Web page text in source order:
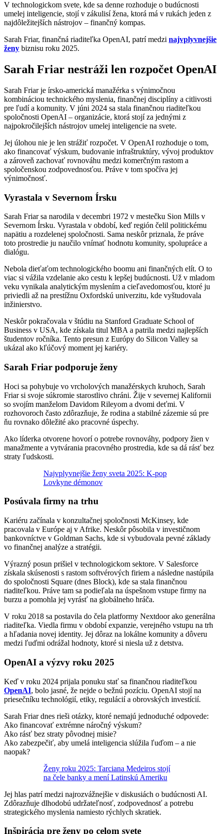
V technologickom svete, kde sa denne rozhoduje o budúcnosti
umelej inteligencie, stojí v zákulisí žena, ktorá má v rukách jeden z
najdôležitejších nástrojov – finančný kompas.
Sarah Friar, finančná riaditeľka OpenAI, patrí medzi najvplyvnejšie
ženy biznisu roku 2025.
Sarah Friar nestráži len rozpočet OpenAI
Sarah Friar je írsko-americká manažérka s výnimočnou
kombináciou technického myslenia, finančnej disciplíny a citlivosti
pre ľudí a komunity. V júni 2024 sa stala finančnou riaditeľkou
spoločnosti OpenAI – organizácie, ktorá stojí za jednými z
najpokročilejších nástrojov umelej inteligencie na svete.
Jej úlohou nie je len strážiť rozpočet. V OpenAI rozhoduje o tom,
ako financovať výskum, budovanie infraštruktúry, vývoj produktov
a zároveň zachovať rovnováhu medzi komerčným rastom a
spoločenskou zodpovednosťou. Práve v tom spočíva jej
výnimočnosť.
Vyrastala v Severnom Írsku
Sarah Friar sa narodila v decembri 1972 v mestečku Sion Mills v
Severnom Írsku. Vyrastala v období, keď región čelil politickému
napätiu a rozdelenej spoločnosti. Sama neskôr priznala, že práve
toto prostredie ju naučilo vnímať hodnotu komunity, spolupráce a
dialógu.
Nebola dieťaťom technologického boomu ani finančných elít. O to
viac si vážila vzdelanie ako cestu k lepšej budúcnosti. Už v mladom
veku vynikala analytickým myslením a cieľavedomosťou, ktoré ju
priviedli až na prestížnu Oxfordskú univerzitu, kde vyštudovala
inžinierstvo.
Neskôr pokračovala v štúdiu na Stanford Graduate School of
Business v USA, kde získala titul MBA a patrila medzi najlepších
študentov ročníka. Tento presun z Európy do Silicon Valley sa
ukázal ako kľúčový moment jej kariéry.
Sarah Friar podporuje ženy
Hoci sa pohybuje vo vrcholových manažérskych kruhoch, Sarah
Friar si svoje súkromie starostlivo chráni. Žije v severnej Kalifornii
so svojím manželom Davidom Rileyom a dvomi deťmi. V
rozhovoroch často zdôrazňuje, že rodina a stabilné zázemie sú pre
ňu rovnako dôležité ako pracovné úspechy.
Ako líderka otvorene hovorí o potrebe rovnováhy, podpory žien v
manažmente a vytvárania pracovného prostredia, kde sa dá rásť bez
straty ľudskosti.
Najvplyvnejšie ženy sveta 2025: K-pop
Lovkyne démonov
Posúvala firmy na trhu
Kariéru začínala v konzultačnej spoločnosti McKinsey, kde
pracovala v Európe aj v Afrike. Neskôr pôsobila v investičnom
bankovníctve v Goldman Sachs, kde si vybudovala pevné základy
vo finančnej analýze a stratégii.
Výrazný posun prišiel v technologickom sektore. V Salesforce
získala skúsenosti s rastom softvérových firiem a následne nastúpila
do spoločnosti Square (dnes Block), kde sa stala finančnou
riaditeľkou. Práve tam sa podieľala na úspešnom vstupe firmy na
burzu a pomohla jej vyrásť na globálneho hráča.
V roku 2018 sa postavila do čela platformy Nextdoor ako generálna
riaditeľka. Viedla firmu v období expanzie, verejného vstupu na trh
a hľadania novej identity. Jej dôraz na lokálne komunity a dôveru
medzi ľuďmi odrážal hodnoty, ktoré si niesla už z detstva.
OpenAI a výzvy roku 2025
Keď v roku 2024 prijala ponuku stať sa finančnou riaditeľkou
OpenAI, bolo jasné, že nejde o bežnú pozíciu. OpenAI stojí na
priesečníku technológií, etiky, regulácií a obrovských investícií.
Sarah Friar dnes rieši otázky, ktoré nemajú jednoduché odpovede:
Ako financovať extrémne náročný výskum?
Ako rásť bez straty pôvodnej misie?
Ako zabezpečiť, aby umelá inteligencia slúžila ľuďom – a nie
naopak?
Ženy roku 2025: Tarciana Medeiros stojí
na čele banky a mení Latinskú Ameriku
Jej hlas patrí medzi najrozvážnejšie v diskusiách o budúcnosti AI.
Zdôrazňuje dlhodobú udržateľnosť, zodpovednosť a potrebu
strategického myslenia namiesto rýchlych skratiek.
Inšpirácia pre ženy po celom svete